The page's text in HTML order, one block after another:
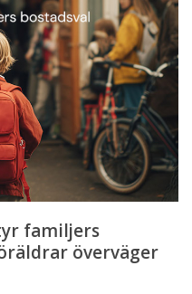
familjers
överväger